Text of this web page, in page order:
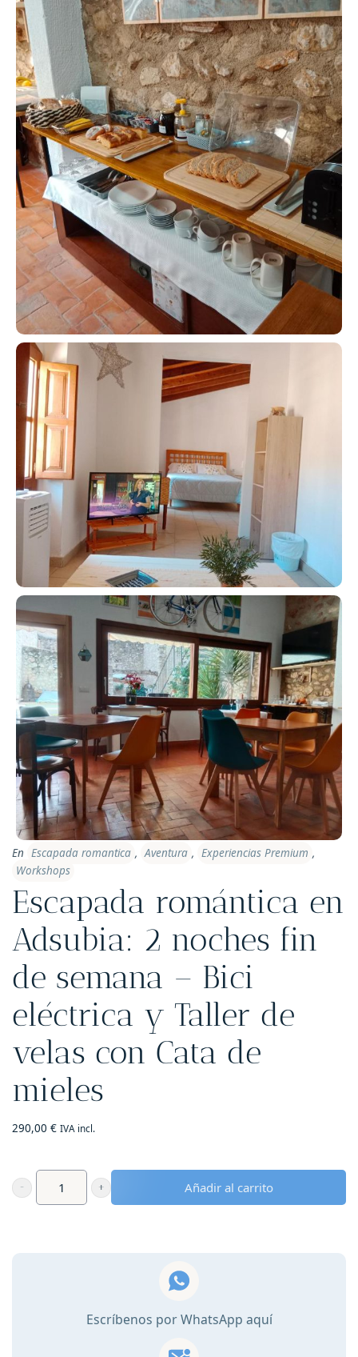
En Escapada romantica , Aventura , Experiencias Premium ,
Workshops
Escapada romántica en
Adsubia: 2 noches fin
de semana – Bici
eléctrica y Taller de
velas con Cata de
mieles
290,00 € IVA incl.
Escapada
Añadir al carrito
Escríbenos por WhatsApp aquí